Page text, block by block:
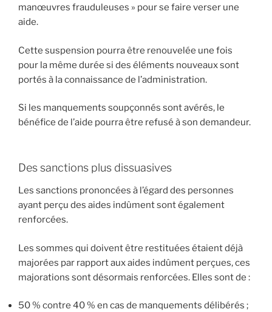
manœuvres frauduleuses » pour se faire verser une
aide.
Cette suspension pourra être renouvelée une fois
pour la même durée si des éléments nouveaux sont
portés à la connaissance de l’administration.
Si les manquements soupçonnés sont avérés, le
bénéfice de l’aide pourra être refusé à son demandeur.
Des sanctions plus dissuasives
Les sanctions prononcées à l’égard des personnes
ayant perçu des aides indûment sont également
renforcées.
Les sommes qui doivent être restituées étaient déjà
majorées par rapport aux aides indûment perçues, ces
majorations sont désormais renforcées. Elles sont de :
50 % contre 40 % en cas de manquements délibérés ;